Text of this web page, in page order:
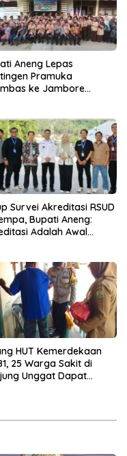
Aneng Lepas
Pramuka
ke Jambore
Survei Akreditasi RSUD
Bupati Aneng:
Adalah Awal
HUT Kemerdekaan
25 Warga Sakit di
Unggat Dapat